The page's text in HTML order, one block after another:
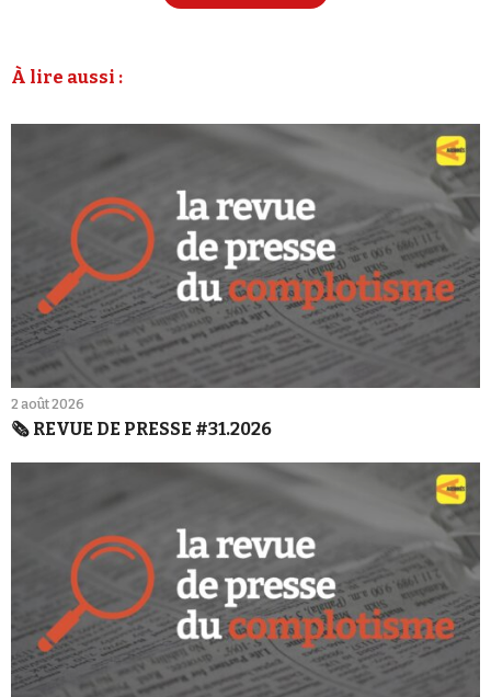
À lire aussi :
2 août 2026
🗞️ REVUE DE PRESSE #31.2026